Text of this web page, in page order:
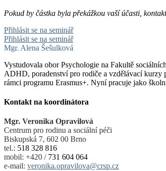
Pokud by částka byla překážkou vaší účasti,
Přihlásit se na seminář
Přihlásit se na seminář
Mgr. Alena Šešulková
Vystudovala obor Psychologie na Fakultě
ADHD, poradenství pro rodiče a vzdělávací
rámci programu Erasmus+. Nyní pracuje jako
Kontakt na koordinátora
Mgr. Veronika Opravilová
Centrum pro rodinu a sociální péči
Biskupská 7, 602 00 Brno
tel.: 518 328 816
mobil: +420 / 731 604 064
e-mail: veronika.opravilova@crsp.cz